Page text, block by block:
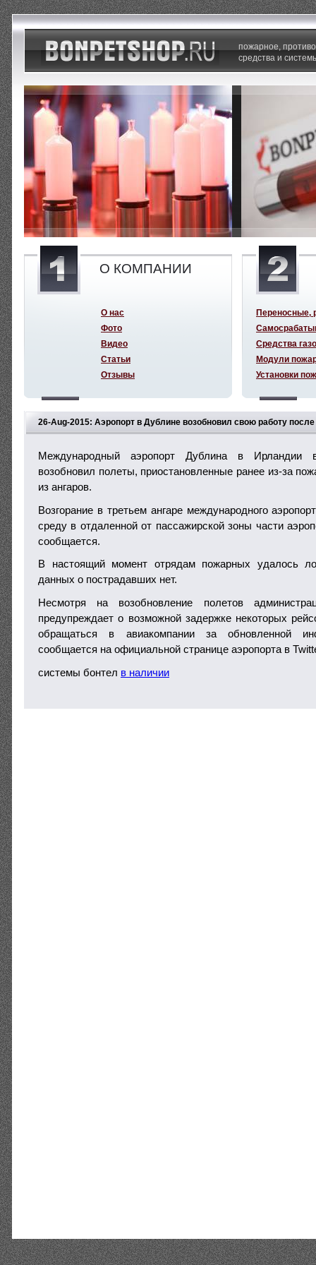
26-Aug-2015: Аэропорт в Дублине возобновил свою работу
Международный аэропорт Дублина в Ирландии
возобновил полеты, приостановленные ранее из-за
из ангаров.
Возгорание в третьем ангаре международного
среду в отдаленной от пассажирской зоны части
сообщается.
В настоящий момент отрядам пожарных удалось
данных о пострадавших нет.
Несмотря на возобновление полетов
предупреждает о возможной задержке некоторых
обращаться в авиакомпании за обновленной
сообщается на официальной странице аэропорта в
системы бонтел в наличии
пожарное,
средства и
О КОМПАНИИ
О нас
Фото
Видео
Статьи
Отзывы
Переносные,
Средства
Модули
Установки